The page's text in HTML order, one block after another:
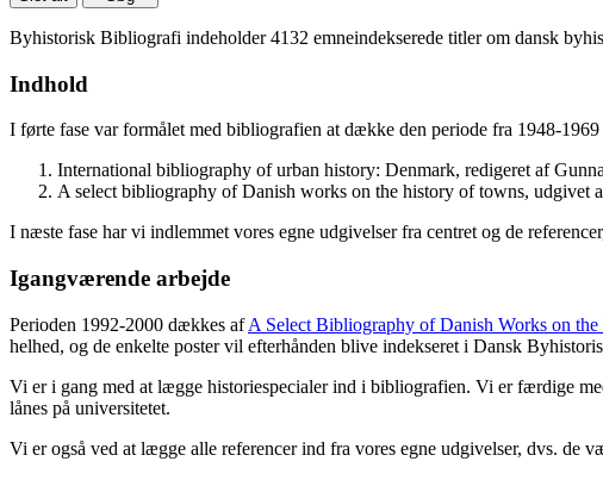
Byhistorisk Bibliografi indeholder 4132 emneindekserede titler om dansk
Indhold
I førte fase var formålet med bibliografien at dække den periode fra 1948-
International bibliography of urban history: Denmark, redigeret af
A select bibliography of Danish works on the history of towns,
I næste fase har vi indlemmet vores egne udgivelser fra centret og de
Igangværende arbejde
Perioden 1992-2000 dækkes afA Select Bibliography of Danish Works on
helhed, og de enkelte poster vil efterhånden blive indekseret i Dansk
Vi er i gang med at lægge historiespecialer ind i bibliografien. Vi er færdige
lånes på universitetet.
Vi er også ved at lægge alle referencer ind fra vores egne udgivelser, dvs. de